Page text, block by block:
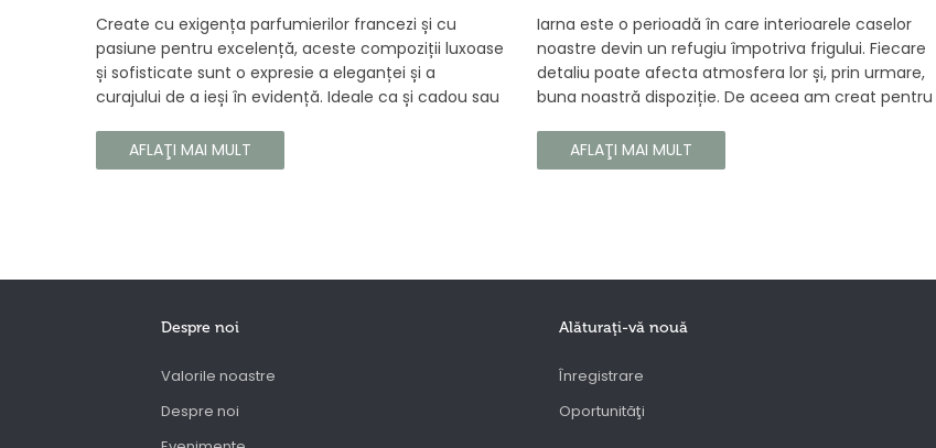
Create cu exigența parfumierilor francezi și cu
pasiune pentru excelență, aceste compoziții luxoase
și sofisticate sunt o expresie a eleganței și a
curajului de a ieși în evidență. Ideale ca și cadou sau
parfumuri sunt dedicate celor care doresc să atragă
atenția și să emane un caracter unic și puternic.
AFLAŢI MAI MULT
Iarna este o perioadă în care interioarele caselor
noastre devin un refugiu împotriva frigului. Fiecare
detaliu poate afecta atmosfera lor și, prin urmare,
buna noastră dispoziție. De aceea am creat pentru
limitată, care va învălui fiecare colț al casei tale cu
căldura și magia aromelor de iarnă. Noua noastră
AFLAŢI MAI MULT
Despre noi
Valorile noastre
Despre noi
Alăturaţi-vă nouă
Înregistrare
Oportunităţi